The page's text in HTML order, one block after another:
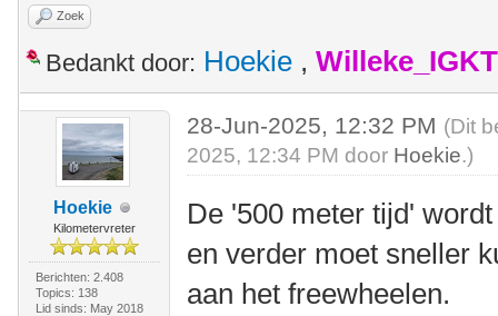
Zoek
Bedankt door: Hoekie , Willeke_IGKT
Hoekie
Kilometervreter
Berichten: 2.408
Topics: 138
Lid sinds: May 2018
28-Jun-2025, 12:32 PM (Dit
2025, 12:34 PM door Hoekie.)
De '500 meter tijd'
en verder moet sneller
aan het freewheelen.